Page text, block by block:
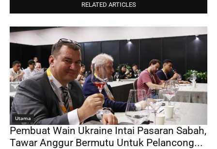
RELATED ARTICLES
Utama
Pembuat Wain Ukraine Intai Pasaran Sabah,
Tawar Anggur Bermutu Untuk Pelancong...